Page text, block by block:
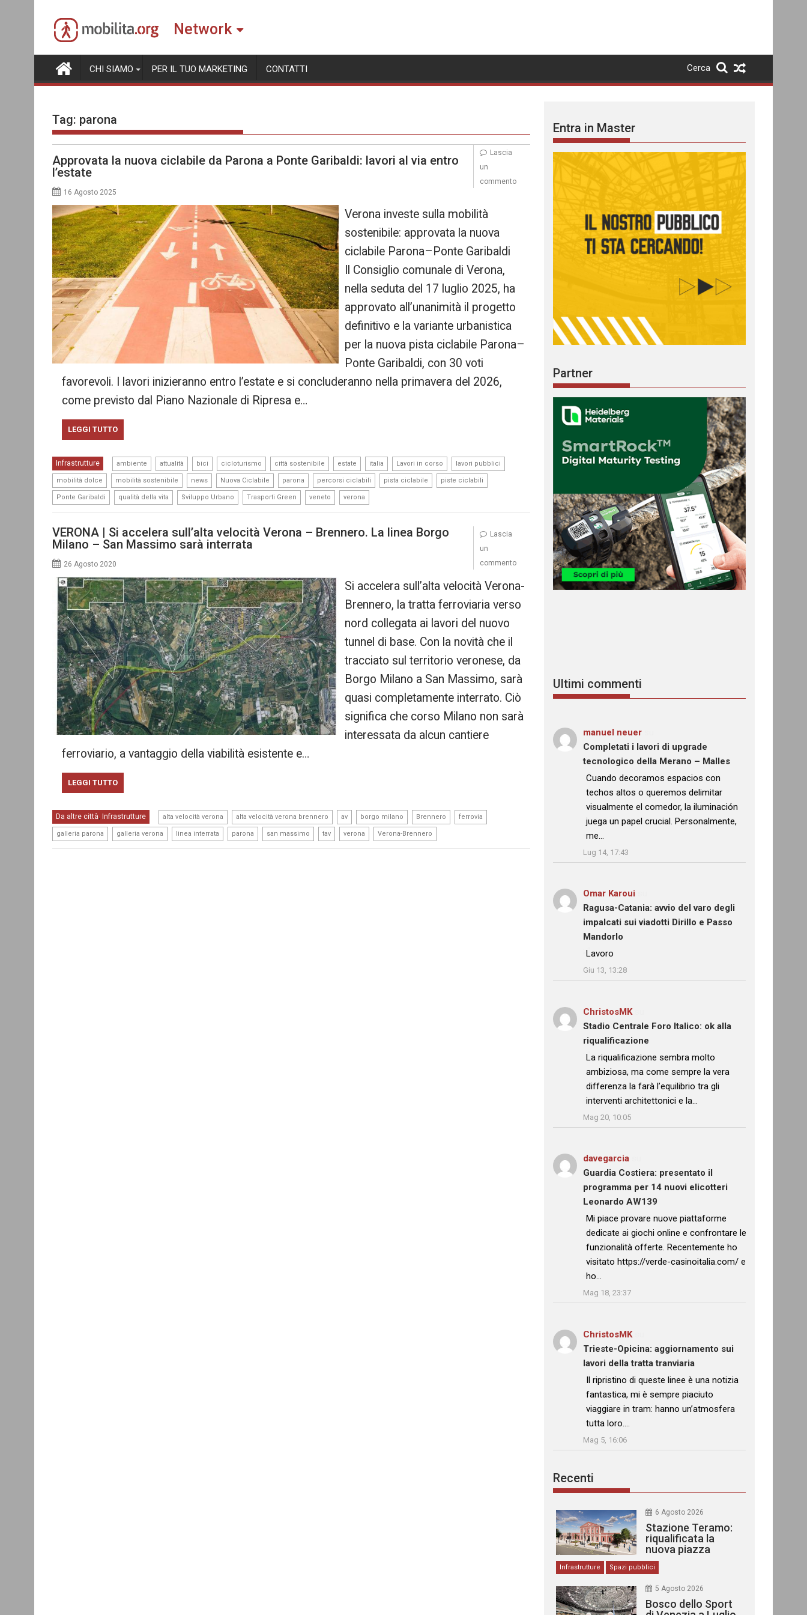
content
Network
CHI SIAMO PER IL TUO MARKETING CONTATTI Cerca
Tag: parona
Approvata la nuova ciclabile da Parona a Ponte Garibaldi: lavori al via entro
l’estate
16 Agosto 2025
Verona investe sulla mobilità
sostenibile: approvata la nuova
ciclabile Parona–Ponte Garibaldi
Il Consiglio comunale di Verona,
nella seduta del 17 luglio 2025, ha
approvato all’unanimità il progetto
definitivo e la variante urbanistica
per la nuova pista ciclabile Parona–
Ponte Garibaldi, con 30 voti
favorevoli. I lavori inizieranno entro l’estate e si concluderanno nella primavera del 2026,
come previsto dal Piano Nazionale di Ripresa e…
LEGGI TUTTO
Infrastrutture ambiente attualità bici cicloturismo città sostenibile estate italia Lavori in corso lavori pubblici
mobilità dolce mobilità sostenibile news Nuova Ciclabile parona percorsi ciclabili pista ciclabile piste ciclabili
Ponte Garibaldi qualità della vita Sviluppo Urbano Trasporti Green veneto verona
Lascia
un
commento
VERONA | Si accelera sull’alta velocità Verona – Brennero. La linea Borgo
Milano – San Massimo sarà interrata
26 Agosto 2020
Si accelera sull’alta velocità Verona-
Brennero, la tratta ferroviaria verso
nord collegata ai lavori del nuovo
tunnel di base. Con la novità che il
tracciato sul territorio veronese, da
Borgo Milano a San Massimo, sarà
quasi completamente interrato. Ciò
significa che corso Milano non sarà
interessata da alcun cantiere
ferroviario, a vantaggio della viabilità esistente e…
LEGGI TUTTO
Da altre città Infrastrutture alta velocità verona alta velocità verona brennero av borgo milano Brennero ferrovia
galleria parona galleria verona linea interrata parona san massimo tav verona Verona-Brennero
Lascia
un
commento
Entra in Master
Partner
Ultimi commenti
manuel neuer
Completati i lavori di upgrade
tecnologico della Merano – Malles
: “
Cuando decoramos espacios con
techos altos o queremos delimitar
visualmente el comedor, la iluminación
juega un papel crucial. Personalmente,
me…
Lug 14, 17:43
Omar Karoui
Ragusa-Catania: avvio del varo degli
impalcati sui viadotti Dirillo e Passo
Mandorlo
: “Lavoro
Giu 13, 13:28
ChristosMKsu
Stadio Centrale Foro Italico: ok alla
riqualificazione
: “La riqualificazione sembra molto
ambiziosa, ma come sempre la vera
differenza la farà l’equilibrio tra gli
interventi architettonici e la…
Mag 20, 10:05
davegarcia
Guardia Costiera: presentato il
programma per 14 nuovi elicotteri
Leonardo AW139
: “
Mi piace provare nuove piattaforme
dedicate ai giochi online e confrontare le
funzionalità offerte. Recentemente ho
visitato https://verde-casinoitalia.com/ e
ho…
Mag 18, 23:37
ChristosMKsu
Trieste-Opicina: aggiornamento sui
lavori della tratta tranviaria
: “
Il ripristino di queste linee è una notizia
fantastica, mi è sempre piaciuto
viaggiare in tram: hanno un’atmosfera
tutta loro.…
Mag 5, 16:06
Recenti
6 Agosto 2026
Stazione Teramo:
riqualificata la
nuova piazza
urbana
Infrastrutture Spazi pubblici
5 Agosto 2026
Bosco dello Sport